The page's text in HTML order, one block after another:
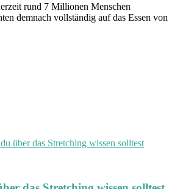
rund 7 Millionen Menschen
demnach vollständig auf das Essen von